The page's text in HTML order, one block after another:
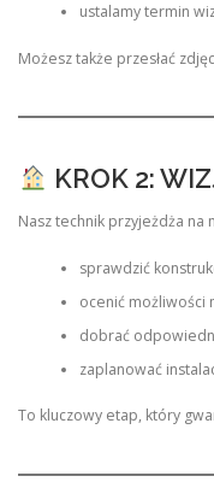
ustalamy termin
Możesz także przesłać
KROK 2:
Nasz technik przyjeżdża na
sprawdzić
ocenić możliwości
dobrać
zaplanować
To kluczowy etap, który